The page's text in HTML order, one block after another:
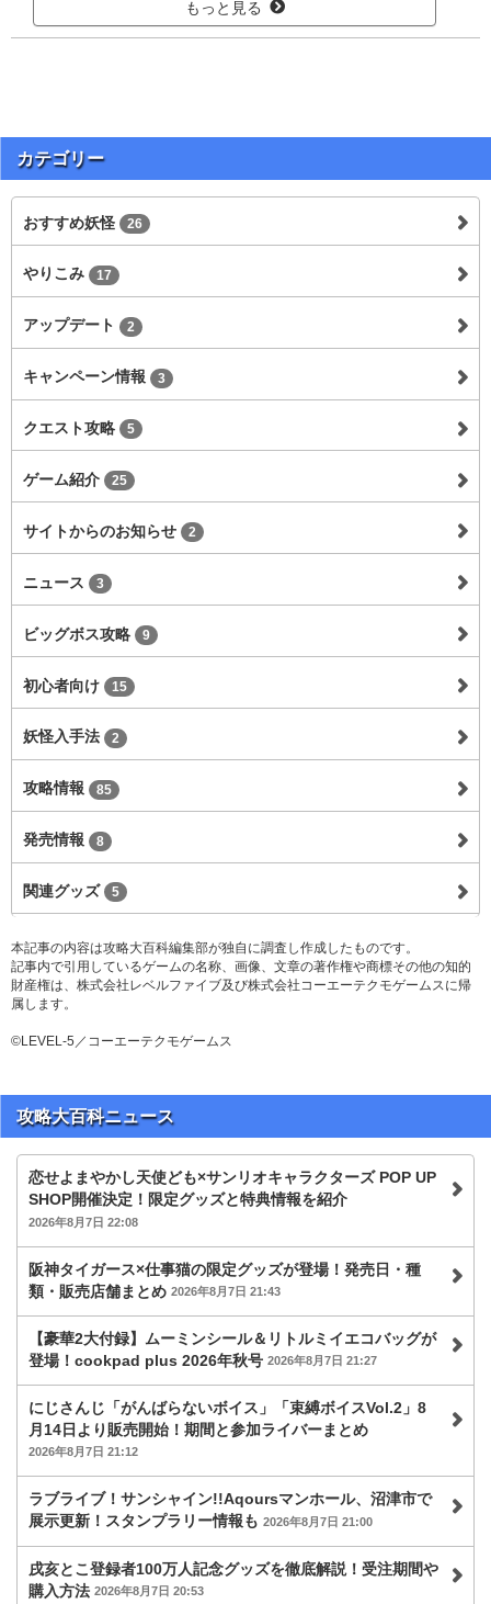
もっと見る
カテゴリー
おすすめ妖怪 26
やりこみ 17
アップデート 2
キャンペーン情報 3
クエスト攻略 5
ゲーム紹介 25
サイトからのお知らせ 2
ニュース 3
ビッグボス攻略 9
初心者向け 15
妖怪入手法 2
攻略情報 85
発売情報 8
関連グッズ 5
本記事の内容は攻略大百科編集部が独自に調査し作成したものです。
記事内で引用しているゲームの名称、画像、文章の著作権や商標その他の知的
財産権は、株式会社レベルファイブ及び株式会社コーエーテクモゲームスに帰
属します。
©LEVEL-5／コーエーテクモゲームス
攻略大百科ニュース
恋せよまやかし天使ども×サンリオキャラクターズ POP UP
SHOP開催決定！限定グッズと特典情報を紹介
2026年8月7日 22:08
阪神タイガース×仕事猫の限定グッズが登場！発売日・種
類・販売店舗まとめ 2026年8月7日 21:43
【豪華2大付録】ムーミンシール＆リトルミイエコバッグが
登場！cookpad plus 2026年秋号 2026年8月7日 21:27
にじさんじ「がんばらないボイス」「束縛ボイスVol.2」8
月14日より販売開始！期間と参加ライバーまとめ
2026年8月7日 21:12
ラブライブ！サンシャイン!!Aqoursマンホール、沼津市で
展示更新！スタンプラリー情報も 2026年8月7日 21:00
戌亥とこ登録者100万人記念グッズを徹底解説！受注期間や
購入方法 2026年8月7日 20:53